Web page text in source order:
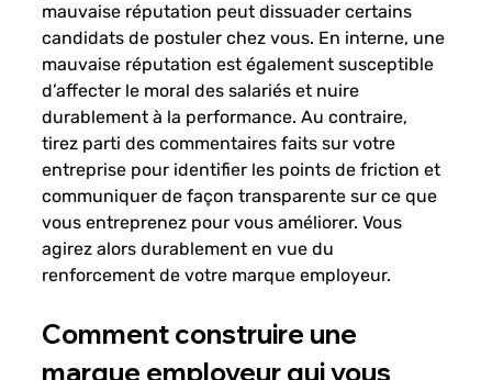
mauvaise réputation peut dissuader certains
candidats de postuler chez vous. En interne, une
mauvaise réputation est également susceptible
d’affecter le moral des salariés et nuire
durablement à la performance. Au contraire,
tirez parti des commentaires faits sur votre
entreprise pour identifier les points de friction et
communiquer de façon transparente sur ce que
vous entreprenez pour vous améliorer. Vous
agirez alors durablement en vue du
renforcement de votre marque employeur.
Comment construire une
marque employeur qui vous